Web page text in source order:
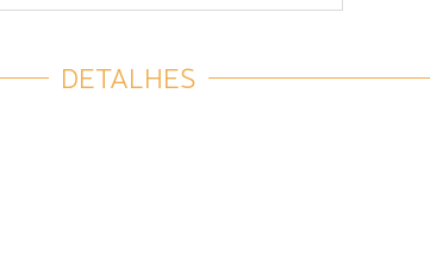
DETALHES